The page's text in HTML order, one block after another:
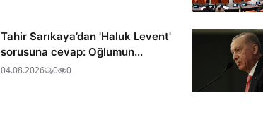
Tahir Sarıkaya’dan 'Haluk Levent'
sorusuna cevap: Oğlumun...
04.08.2026 0 0